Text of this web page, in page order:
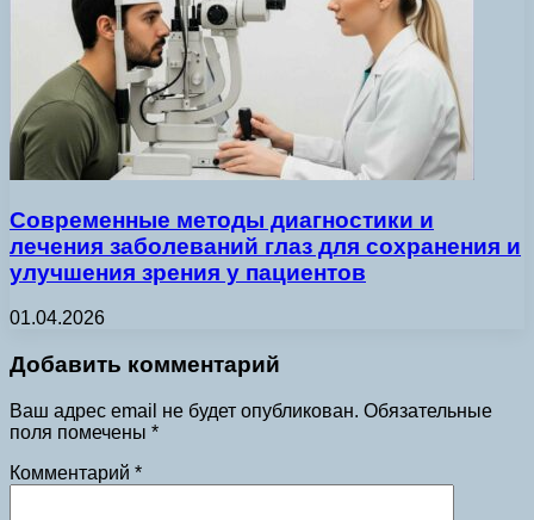
Современные методы диагностики и
лечения заболеваний глаз для сохранения и
улучшения зрения у пациентов
01.04.2026
Добавить комментарий
Ваш адрес email не будет опубликован. Обязательные
поля помечены *
Комментарий *